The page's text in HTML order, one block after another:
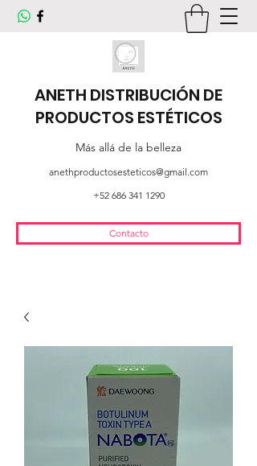
ANETH DISTRIBUCIÓN DE
PRODUCTOS ESTÉTICOS
Más allá de la belleza
anethproductosesteticos@gmail.com
+52 686 341 1290
Contacto